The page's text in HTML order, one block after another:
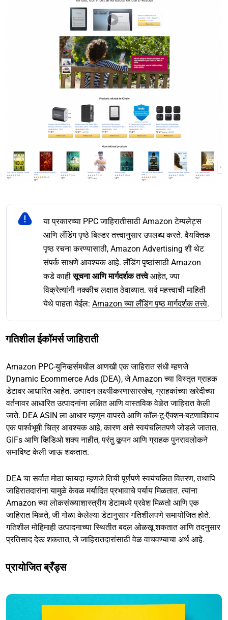
या प्रकारच्या PPC जाहिरातीसाठी Amazon टेम्पलेट्स
आणि लँडिंग पृष्ठे बिल्डर तत्त्वानुसार उपलब्ध करते. वैयक्तिक
पृष्ठ रचना करण्यासाठी, Amazon Advertising शी थेट
संपर्क साधणे आवश्यक आहे. लँडिंग पृष्ठांसाठी Amazon
कडे काहीसूचना आणि मार्गदर्शक तत्त्वेआहेत, ज्या
विक्रेत्यांनी नक्कीच लक्षात ठेवाव्यात. सर्व महत्त्वाची माहिती
येथे पाहता येईल: Amazon च्या लँडिंग पृष्ठ मार्गदर्शक तत्त्वे.
गतिशील ईकॉमर्स जाहिराती
Amazon PPC-युनिव्हर्समधील आणखी एक जाहिरात संधी म्हणजे
Dynamic Ecommerce Ads (DEA), जे Amazon च्या विस्तृत ग्राहक
डेटावर आधारित आहेत. उत्पादन लक्ष्यीकरणासारखेच, ग्राहकांच्या खरेदीच्या
वर्तनावर आधारित उत्पादनांना लक्षित आणि वास्तविक वेळेत जाहिरात केली
जाते. DEA ASIN ला आधार म्हणून वापरते आणि कॉल-टू-ऍक्शन-बटणाशिवाय
एक पार्श्वभूमी चित्र आवश्यक आहे, कारण असे स्वयंचलितपणे जोडले जातात.
GIFs आणि व्हिडिओ शक्य नाहीत, परंतु कूपन आणि ग्राहक पुनरावलोकने
समाविष्ट केली जाऊ शकतात.
DEA चा सर्वात मोठा फायदा म्हणजे तिची पूर्णपणे स्वयंचलित वितरण, तथापि
जाहिरातदारांना यामुळे केवळ मर्यादित प्रभावाचे पर्याय मिळतात. त्यांना
Amazon च्या लोकसंख्याशास्त्रीय डेटामध्ये प्रवेश मिळतो आणि एक
जाहिरात मिळते, जी गोळा केलेल्या डेटानुसार गतिशीलपणे समायोजित होते.
गतिशील मोहिमाही उत्पादनाच्या स्थितीत बदल ओळखू शकतात आणि तदनुसार
प्रतिसाद देऊ शकतात, जे जाहिरातदारांसाठी वेळ वाचवण्याचा अर्थ आहे.
प्रायोजित ब्रँड्स